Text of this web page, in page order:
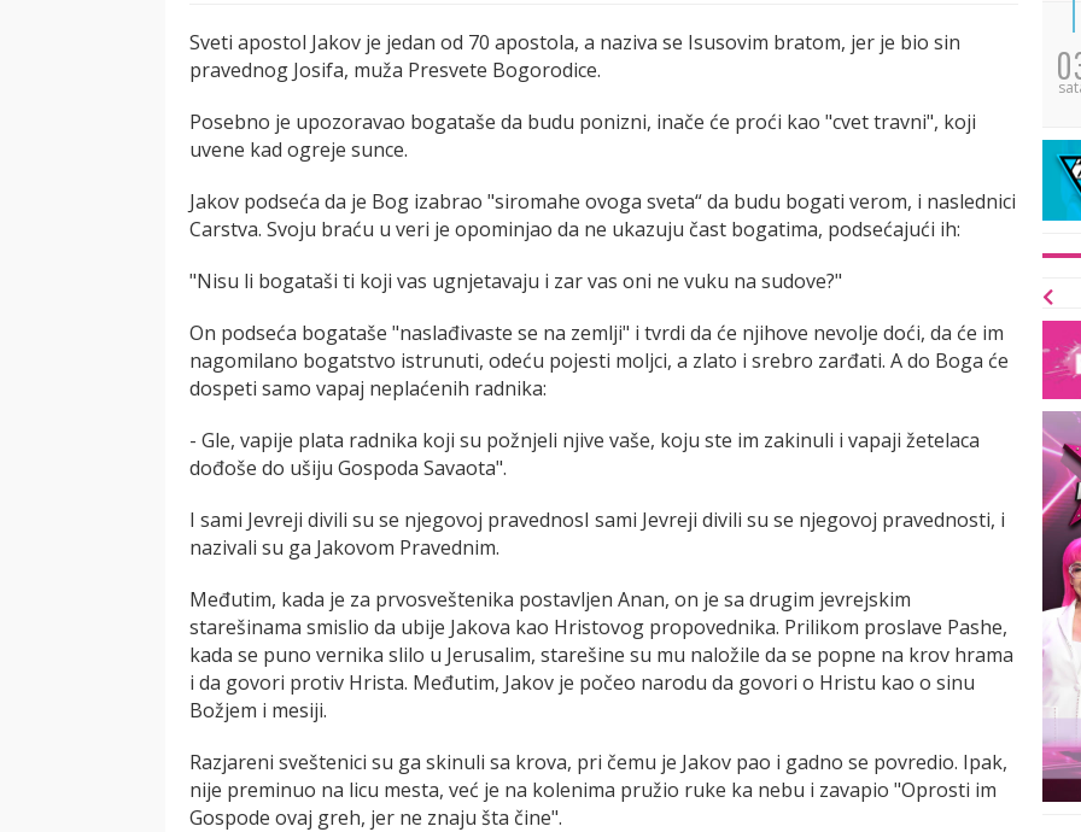
Sveti apostol Jakov je jedan od 70 apostola, a naziva se Isusovim bratom, jer je bio sin
pravednog Josifa, muža Presvete Bogorodice.
Posebno je upozoravao bogataše da budu ponizni, inače će proći kao "cvet travni", koji
uvene kad ogreje sunce.
Jakov podseća da je Bog izabrao "siromahe ovoga sveta“ da budu bogati verom, i naslednici
Carstva. Svoju braću u veri je opominjao da ne ukazuju čast bogatima, podsećajući ih:
"Nisu li bogataši ti koji vas ugnjetavaju i zar vas oni ne vuku na sudove?"
On podseća bogataše "naslađivaste se na zemlji" i tvrdi da će njihove nevolje doći, da će im
nagomilano bogatstvo istrunuti, odeću pojesti moljci, a zlato i srebro zarđati. A do Boga će
dospeti samo vapaj neplaćenih radnika:
- Gle, vapije plata radnika koji su požnjeli njive vaše, koju ste im zakinuli i vapaji žetelaca
dođoše do ušiju Gospoda Savaota".
I sami Jevreji divili su se njegovoj pravednosI sami Jevreji divili su se njegovoj pravednosti, i
nazivali su ga Jakovom Pravednim.
Međutim, kada je za prvosveštenika postavljen Anan, on je sa drugim jevrejskim
starešinama smislio da ubije Jakova kao Hristovog propovednika. Prilikom proslave Pashe,
kada se puno vernika slilo u Jerusalim, starešine su mu naložile da se popne na krov hrama
i da govori protiv Hrista. Međutim, Jakov je počeo narodu da govori o Hristu kao o sinu
Božjem i mesiji.
Razjareni sveštenici su ga skinuli sa krova, pri čemu je Jakov pao i gadno se povredio. Ipak,
nije preminuo na licu mesta, već je na kolenima pružio ruke ka nebu i zavapio "Oprosti im
Gospode ovaj greh, jer ne znaju šta čine".